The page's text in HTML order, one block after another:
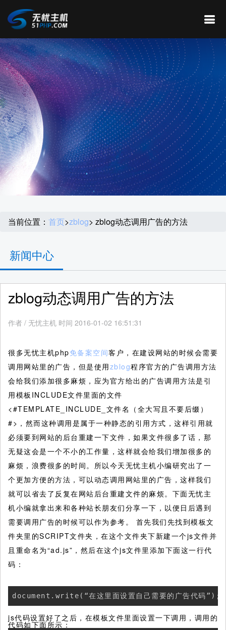
当前位置： 首页>zblog> zblog动态调用广告的方法
新闻中心
zblog动态调用广告的方法
作者 / 无忧主机 时间 2016-01-02 16:51:31
很多无忧主机php免备案空间客户，在建设网站的时候会需要
调用网站里的广告，但是使用zblog程序官方的广告调用方法
会给我们添加很多麻烦，应为官方给出的广告调用方法是引
用模板INCLUDE文件里面的文件
<#TEMPLATE_INCLUDE_文件名（全大写且不要后缀）
#>，然而这种调用是属于一种静态的引用方式，这样引用就
必须要到网站的后台重建一下文件，如果文件很多了话，那
无疑这会是一个不小的工作量，这样就会给我们增加很多的
麻烦，浪费很多的时间。所以今天无忧主机小编研究出了一
个更加方便的方法，可以动态调用网站里的广告，这样我们
就可以省去了反复在网站后台重建文件的麻烦。下面无忧主
机小编就拿出来和各种站长朋友们分享一下，以便日后遇到
需要调用广告的时候可以作为参考。
首先我们先找到模板文
件夹里的SCRIPT文件夹，在这个文件夹下新建一个js文件并
且重命名为“ad.js”，然后在这个js文件里添加下面这一行代
码：
document.write(“在这里面设置自己需要的广告代码”);
js代码设置好了之后，在模板文件里面设置一下调用，调用的
代码如下面所示：